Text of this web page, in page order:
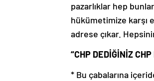
pazarlıklar hep
hükümetimize karşı
adrese çıkar.
“CHP DEDİĞİNİZ
* Bu çabalarına